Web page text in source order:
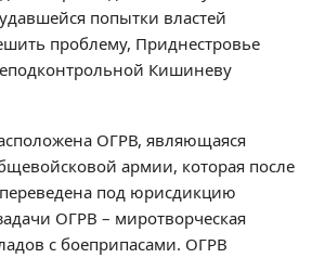
попытки властей
проблему, Приднестровье
Кишиневу
ОГРВ, являющаяся
армии, которая после
под юрисдикцию
ОГРВ – миротворческая
с боеприпасами. ОГРВ